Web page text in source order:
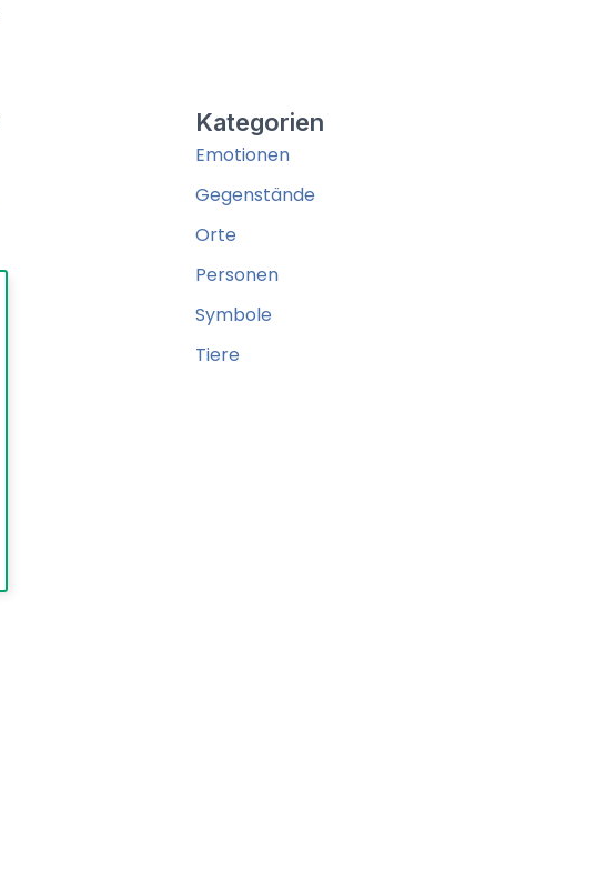
Kategorien
Emotionen
Gegenstände
Orte
Personen
Symbole
Tiere